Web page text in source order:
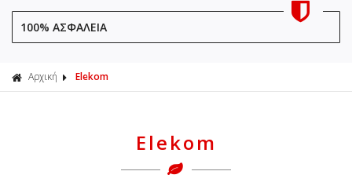
100% ΑΣΦΑΛΕΙΑ
Αρχική Elekom
Elekom